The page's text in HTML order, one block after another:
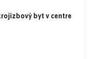
byt v centre